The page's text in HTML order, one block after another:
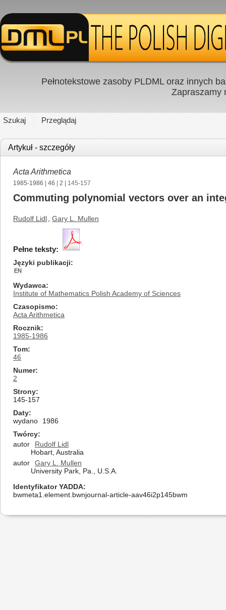
Pełnotekstowe zasoby PLDML oraz innych
Zapraszamy
Szukaj Przeglądaj
Artykuł - szczegóły
Acta Arithmetica
1985-1986 46 2 | 145-157
Commuting polynomial vectors over an
Rudolf Lidl Gary L. Mullen
Pełne teksty:
Języki publikacji
EN
Wydawca
Institute of Mathematics Polish Academy of Sciences
Czasopismo
Acta Arithmetica
Rocznik
1985-1986
Tom
46
Numer
2
Strony
145-157
Daty
wydano
1986
Twórcy
autor
Rudolf Lidl
Hobart, Australia
autor
Gary L. Mullen
University Park, Pa., U.S.A.
Identyfikator YADDA
bwmeta1.element.bwnjournal-article-aav46i2p145bwm